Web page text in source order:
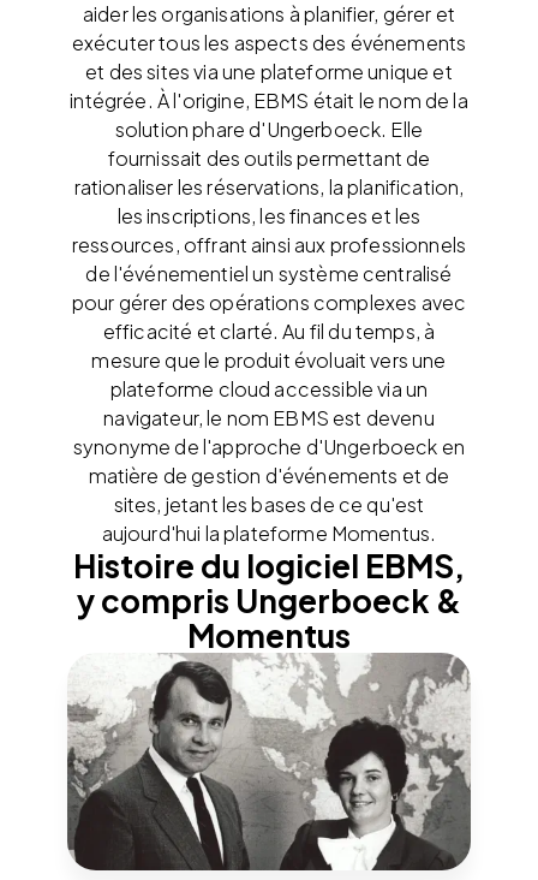
aider les organisations à planifier, gérer et
exécuter tous les aspects des événements
et des sites via une plateforme unique et
intégrée. À l'origine, EBMS était le nom de la
solution phare d'Ungerboeck. Elle
fournissait des outils permettant de
rationaliser les réservations, la planification,
les inscriptions, les finances et les
ressources, offrant ainsi aux professionnels
de l'événementiel un système centralisé
pour gérer des opérations complexes avec
efficacité et clarté. Au fil du temps, à
mesure que le produit évoluait vers une
plateforme cloud accessible via un
navigateur, le nom EBMS est devenu
synonyme de l'approche d'Ungerboeck en
matière de gestion d'événements et de
sites, jetant les bases de ce qu'est
aujourd'hui la plateforme Momentus.
Histoire du logiciel EBMS,
y compris Ungerboeck &
Momentus